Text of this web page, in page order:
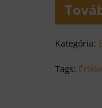
Kategória:
Tags: